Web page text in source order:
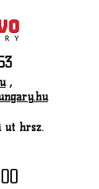
,
út hrsz.